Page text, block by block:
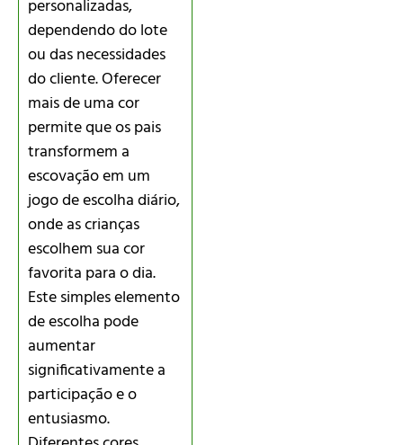
personalizadas,
dependendo do lote
ou das necessidades
do cliente. Oferecer
mais de uma cor
permite que os pais
transformem a
escovação em um
jogo de escolha diário,
onde as crianças
escolhem sua cor
favorita para o dia.
Este simples elemento
de escolha pode
aumentar
significativamente a
participação e o
entusiasmo.